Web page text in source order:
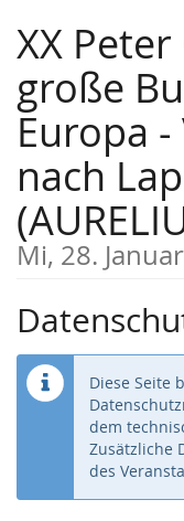
Haupt-
Inhalt
springen
XX
große
Europa
nach
Mi, 28.
Diese Seite
dem
Zusätzliche
des